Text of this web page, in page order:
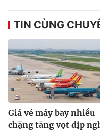
Liên hệ quảng cáo: 024-
TIN CÙNG
Giá vé máy bay nhiều
chặng tăng vọt dịp